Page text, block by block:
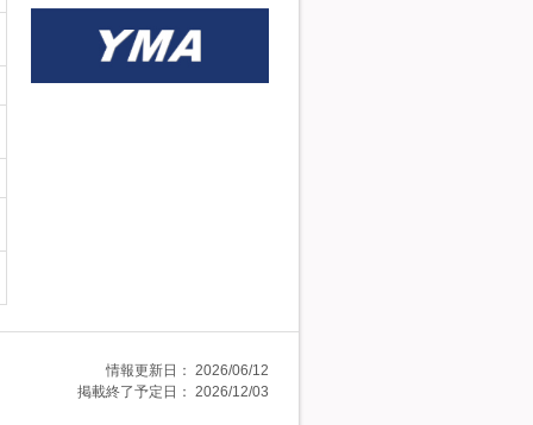
情報更新日： 2026/06/12
掲載終了予定日： 2026/12/03